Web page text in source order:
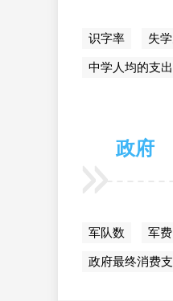
识字率 失
中学人均的支出
政府
军队数 军费
政府最终消费